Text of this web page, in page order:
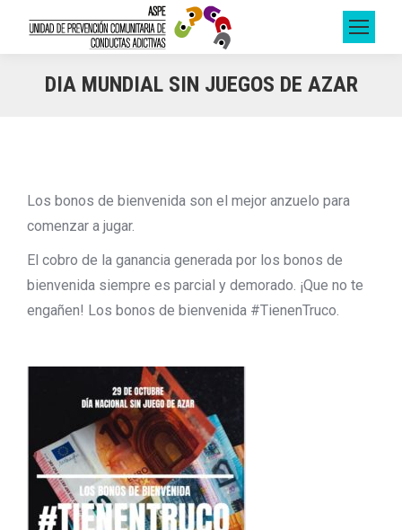
DIA MUNDIAL SIN JUEGOS DE AZAR
Los bonos de bienvenida son el mejor anzuelo para
comenzar a jugar.
El cobro de la ganancia generada por los bonos de
bienvenida siempre es parcial y demorado. ¡Que no te
engañen! Los bonos de bienvenida #TienenTruco.